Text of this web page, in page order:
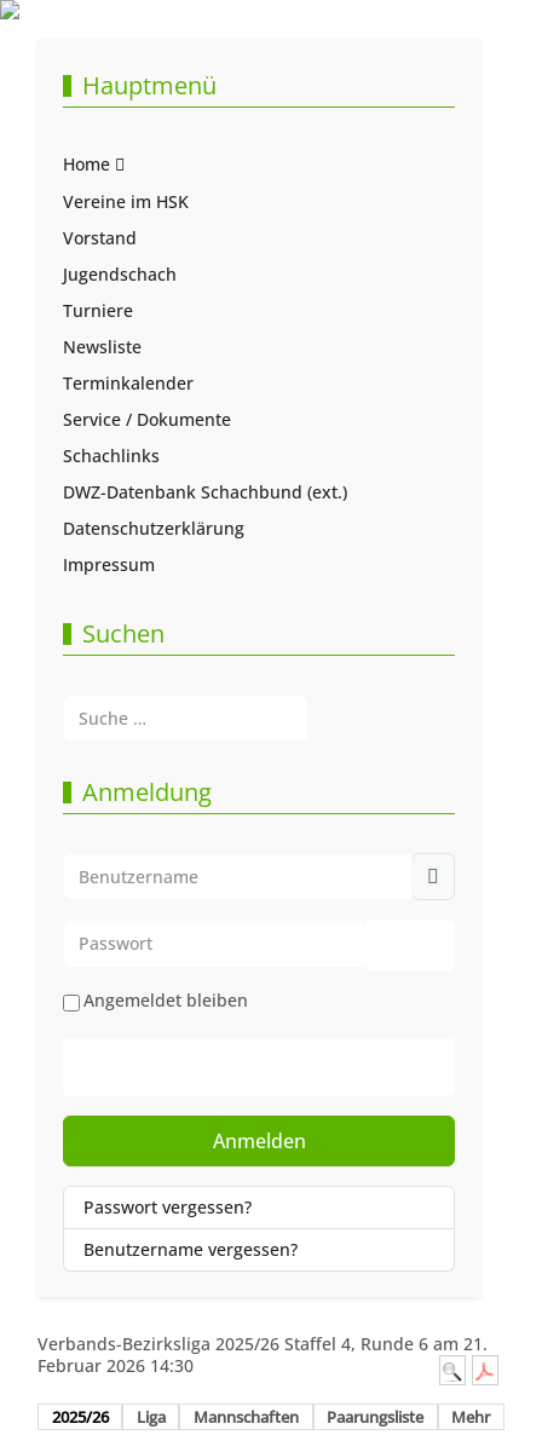
Hauptmenü
Home
Vereine im HSK
Vorstand
Jugendschach
Turniere
Newsliste
Terminkalender
Service / Dokumente
Schachlinks
DWZ-Datenbank Schachbund (ext.)
Datenschutzerklärung
Impressum
Suchen
Anmeldung
Angemeldet bleiben
Anmelden
Passwort vergessen?
Benutzername vergessen?
Verbands-Bezirksliga 2025/26 Staffel 4, Runde 6 am 21.
Februar 2026 14:30
2025/26 Liga Mannschaften Paarungsliste Mehr